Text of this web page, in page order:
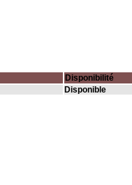
Disponibilité
Disponible